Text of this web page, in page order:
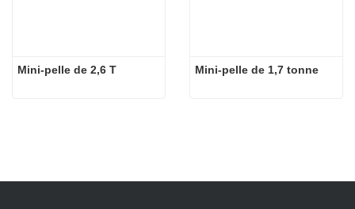
Mini-pelle de 2,6 T Mini-pelle de 1,7 tonne